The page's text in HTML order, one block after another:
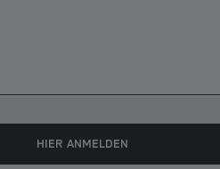
HIER ANMELDEN